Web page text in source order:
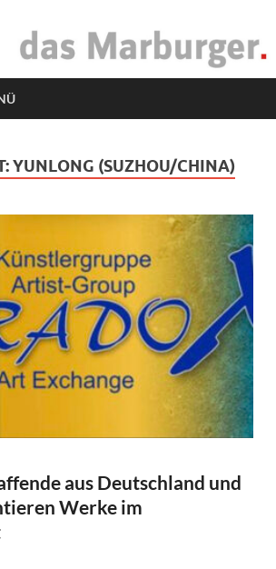
YUNLONG (SUZHOU/CHINA)
aus Deutschland und
Werke im